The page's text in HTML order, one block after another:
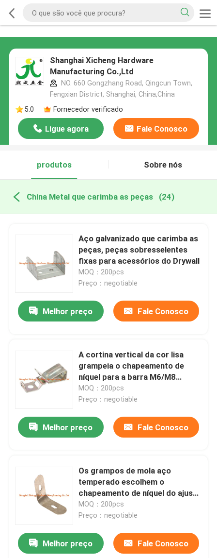
Shanghai Xicheng Hardware
Manufacturing Co.,Ltd
NO. 660 Gongzhang Road, Qingcun Town,
Fengxian District, Shanghai, China,China
5.0
Fornecedor verificado
Ligue agora Fale Conosco
produtos Sobre nós
China Metal que carimba as peças (24)
Aço galvanizado que carimba as
peças, peças sobresselentes
fixas para acessórios do Drywall
MOQ：200pcs
Preço：negotiable
Melhor preço Fale Conosco
A cortina vertical da cor lisa
grampeia o chapeamento de
níquel para a barra M6/M8
rosqueada
MOQ：200pcs
Preço：negotiable
Melhor preço Fale Conosco
Os grampos de mola aço
temperado escolhem o
chapeamento de níquel do ajuste
para acessórios do Drywall
MOQ：200pcs
Preço：negotiable
Melhor preço Fale Conosco